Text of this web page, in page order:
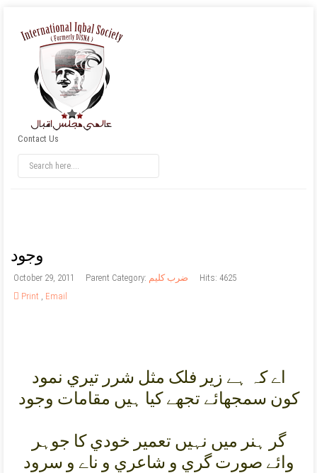
Contact Us
وجود
October 29, 2011 Parent Category: ضرب کلیم
Hits: 4625
Print , Email
اے کہ ہے زير فلک مثل شرر تيري نمود
کون سمجھائے تجھے کيا ہيں مقامات وجود
گر ہنر ميں نہيں تعمير خودي کا جوہر
وائے صورت گري و شاعري و ناے و سرود